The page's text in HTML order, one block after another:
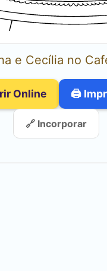
e Cecília no
Online 🖨️
🔗 Incorporar